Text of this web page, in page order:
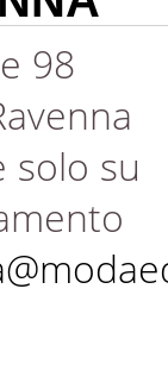
98
solo su